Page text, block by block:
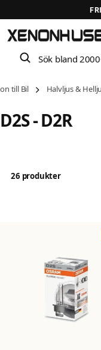
Sök bland 2000+
till Bil Halvljus &
D2S - D2R
26 produkter